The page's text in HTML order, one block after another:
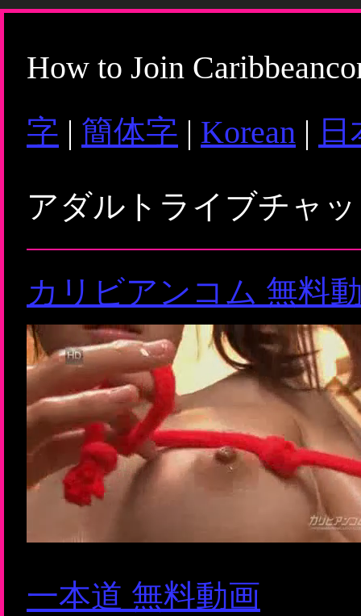
How to Join
字 | 簡体字 | Korean |
アダルトライブチャ
カリビアンコム 無料
一本道 無料動画